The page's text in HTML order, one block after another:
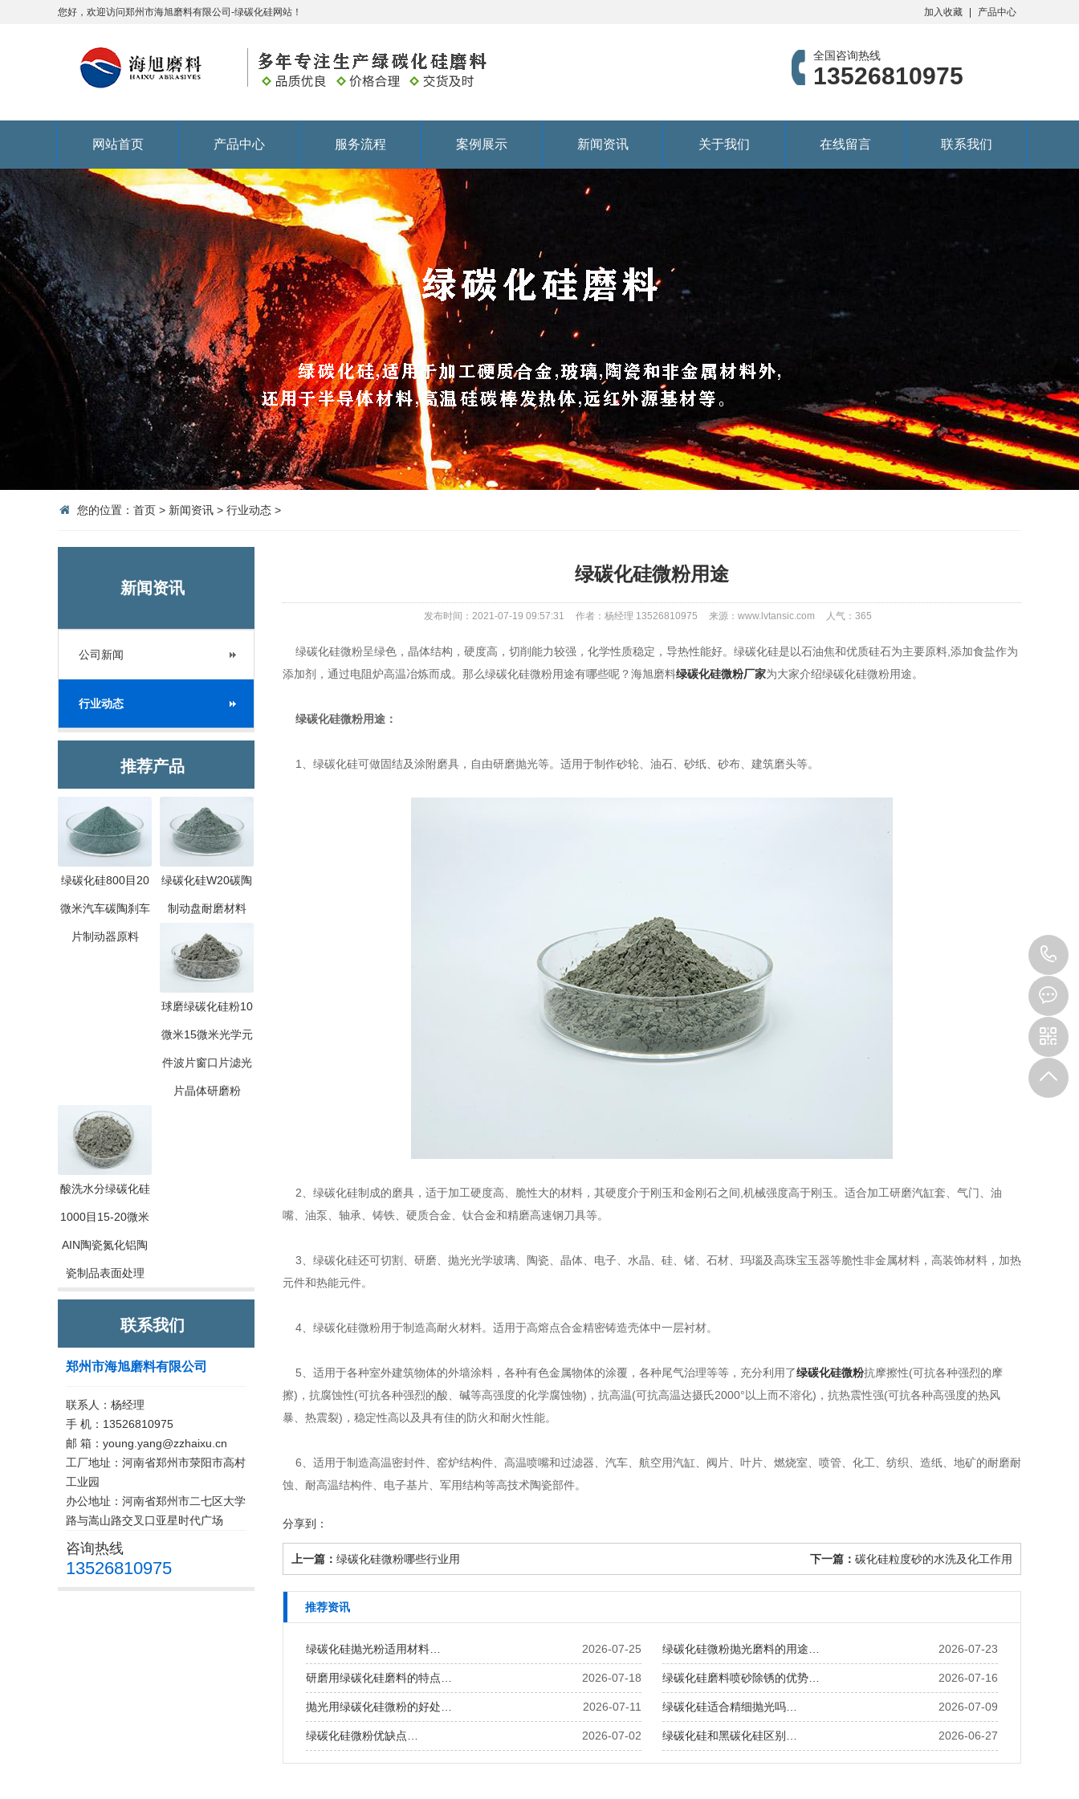
您好，欢迎访问郑州市海旭磨料有限公司-绿碳化硅网站！ 加入收藏 产品中心
全国咨询热线
13526810975
网站首页 产品中心 服务流程 案例展示 新闻资讯 关于我们 在线留言 联系我们
您的位置： 首页 > 新闻资讯 > 行业动态 >
新闻资讯
公司新闻
行业动态
推荐产品
绿碳化硅800目20
微米汽车碳陶刹车
片制动器原料
绿碳化硅W20碳陶
制动盘耐磨材料
球磨绿碳化硅粉10
微米15微米光学元
件波片窗口片滤光
片晶体研磨粉
酸洗水分绿碳化硅
1000目15-20微米
AIN陶瓷氮化铝陶
瓷制品表面处理
联系我们
郑州市海旭磨料有限公司
联系人：杨经理
手 机：13526810975
邮 箱：young.yang@zzhaixu.cn
工厂地址：河南省郑州市荥阳市高村
工业园
办公地址：河南省郑州市二七区大学
路与嵩山路交叉口亚星时代广场
咨询热线
13526810975
绿碳化硅微粉用途
发布时间：2021-07-19 09:57:31 作者：杨经理 13526810975 来源：www.lvtansic.com 人气： 365
绿碳化硅微粉呈绿色，晶体结构，硬度高，切削能力较强，化学性质稳定，导热性能好。绿碳化硅是以石油焦和优质硅石为主要原料,添加食盐作为
添加剂，通过电阻炉高温冶炼而成。那么绿碳化硅微粉用途有哪些呢？海旭磨料绿碳化硅微粉厂家为大家介绍绿碳化硅微粉用途。
绿碳化硅微粉用途：
1、绿碳化硅可做固结及涂附磨具，自由研磨抛光等。适用于制作砂轮、油石、砂纸、砂布、建筑磨头等。
2、绿碳化硅制成的磨具，适于加工硬度高、脆性大的材料，其硬度介于刚玉和金刚石之间,机械强度高于刚玉。适合加工研磨汽缸套、气门、油
嘴、油泵、轴承、铸铁、硬质合金、钛合金和精磨高速钢刀具等。
3、绿碳化硅还可切割、研磨、抛光光学玻璃、陶瓷、晶体、电子、水晶、硅、锗、石材、玛瑙及高珠宝玉器等脆性非金属材料，高装饰材料，加热
元件和热能元件。
4、绿碳化硅微粉用于制造高耐火材料。适用于高熔点合金精密铸造壳体中一层衬材。
5、适用于各种室外建筑物体的外墙涂料，各种有色金属物体的涂覆，各种尾气治理等等，充分利用了绿碳化硅微粉抗摩擦性(可抗各种强烈的摩
擦)，抗腐蚀性(可抗各种强烈的酸、碱等高强度的化学腐蚀物)，抗高温(可抗高温达摄氏2000°以上而不溶化)，抗热震性强(可抗各种高强度的热风
暴、热震裂)，稳定性高以及具有佳的防火和耐火性能。
6、适用于制造高温密封件、窑炉结构件、高温喷嘴和过滤器、汽车、航空用汽缸、阀片、叶片、燃烧室、喷管、化工、纺织、造纸、地矿的耐磨耐
蚀、耐高温结构件、电子基片、军用结构等高技术陶瓷部件。
分享到：
上一篇： 绿碳化硅微粉哪些行业用 下一篇： 碳化硅粒度砂的水洗及化工作用
推荐资讯
2026-07-25
绿碳化硅抛光粉适用材料… 2026-07-23
绿碳化硅微粉抛光磨料的用途…
2026-07-18
研磨用绿碳化硅磨料的特点… 2026-07-16
绿碳化硅磨料喷砂除锈的优势…
2026-07-11
抛光用绿碳化硅微粉的好处… 2026-07-09
绿碳化硅适合精细抛光吗…
2026-07-02
绿碳化硅微粉优缺点… 2026-06-27
绿碳化硅和黑碳化硅区别…